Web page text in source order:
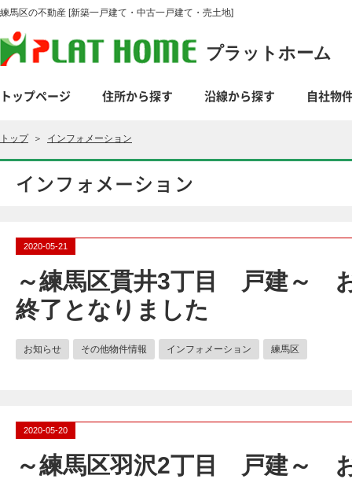
練馬区の不動産 [新築一戸建て・中古一戸建て・売土地]
プラットホーム
トップページ 住所から探す 沿線から探す 自社物
トップ＞ インフォメーション
インフォメーション
2020-05-21
～練馬区貫井3丁目 戸建～
終了となりました
お知らせ その他物件情報 インフォメーション 練馬区
2020-05-20
～練馬区羽沢2丁目 戸建～